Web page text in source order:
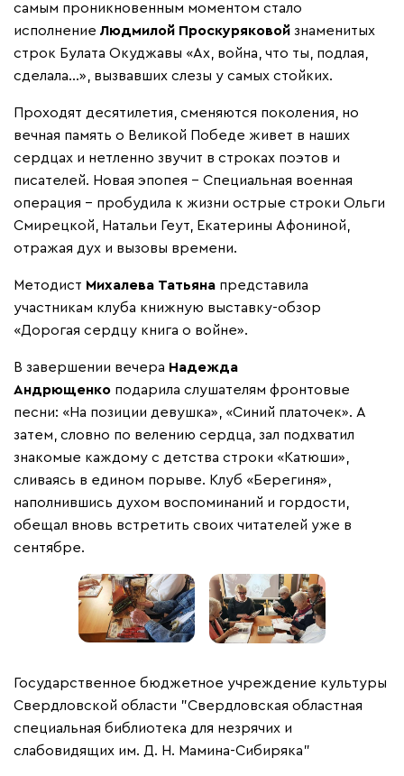
самым проникновенным моментом стало
исполнение Людмилой Проскуряковой знаменитых
строк Булата Окуджавы «Ах, война, что ты, подлая,
сделала…», вызвавших слезы у самых стойких.
Проходят десятилетия, сменяются поколения, но
вечная память о Великой Победе живет в наших
сердцах и нетленно звучит в строках поэтов и
писателей. Новая эпопея – Специальная военная
операция – пробудила к жизни острые строки Ольги
Смирецкой, Натальи Геут, Екатерины Афониной,
отражая дух и вызовы времени.
Методист Михалева Татьяна представила
участникам клуба книжную выставку-обзор
«Дорогая сердцу книга о войне».
В завершении вечера Надежда
Андрющенко подарила слушателям фронтовые
песни: «На позиции девушка», «Синий платочек». А
затем, словно по велению сердца, зал подхватил
знакомые каждому с детства строки «Катюши»,
сливаясь в едином порыве. Клуб «Берегиня»,
наполнившись духом воспоминаний и гордости,
обещал вновь встретить своих читателей уже в
сентябре.
Государственное бюджетное учреждение культуры
Свердловской области "Свердловская областная
специальная библиотека для незрячих и
слабовидящих им. Д. Н. Мамина-Сибиряка"